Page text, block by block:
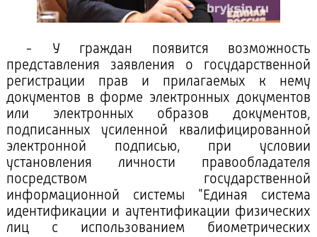
- У граждан появится возможность
представления заявления о государственной
регистрации прав и прилагаемых к нему
документов в форме электронных документов
или электронных образов документов,
подписанных усиленной квалифицированной
электронной подписью, при условии
установления личности правообладателя
посредством государственной
информационной системы "Единая система
идентификации и аутентификации физических
лиц с использованием биометрических